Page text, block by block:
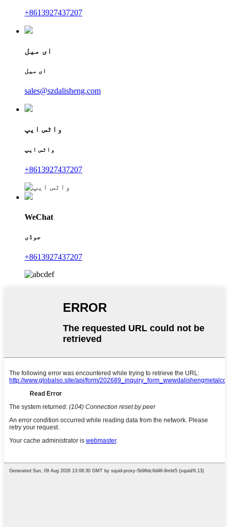
+8613927437207
ای میل
ای میل
sales@szdalisheng.com
واٹس ایپ
واٹس ایپ
+8613927437207
WeChat
جوڈی
+8613927437207